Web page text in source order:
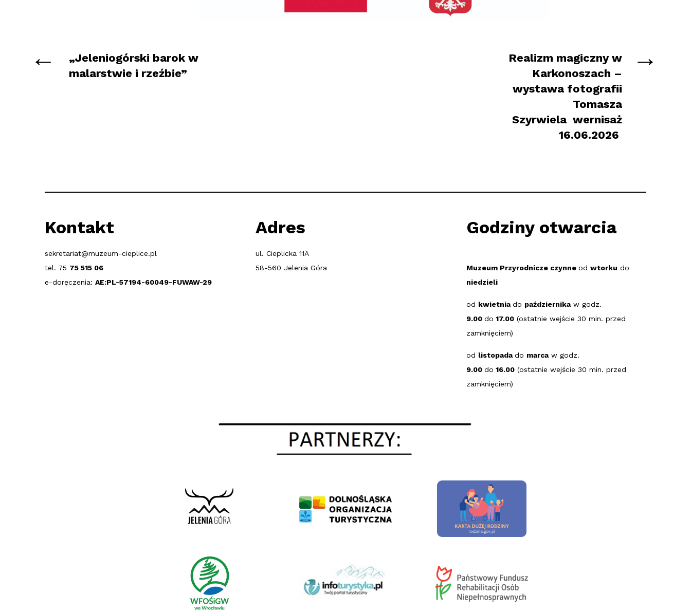
„Jeleniogórski barok w
malarstwie i rzeźbie”
←
Realizm magiczny w
Karkonoszach –
wystawa fotografii
Tomasza
Szyrwiela wernisaż
16.06.2026
→
Kontakt
sekretariat@muzeum-cieplice.pl
tel. 75 75 515 06
e-doręczenia: AE:PL-57194-60049-FUWAW-29
Adres
ul. Cieplicka 11A
58-560 Jelenia Góra
Godziny otwarcia
Muzeum Przyrodnicze czynne od wtorku do
niedzieli
od kwietniado październikaw godz.
9.00 do 17.00 (ostatnie wejście 30 min. przed
zamknięciem)
od listopadado marcaw godz.
9.00 do 16.00 (ostatnie wejście 30 min. przed
zamknięciem)